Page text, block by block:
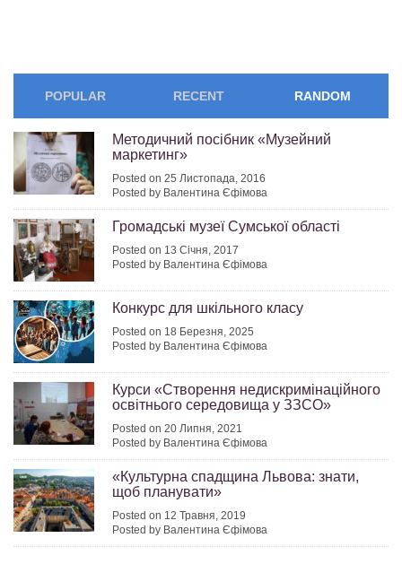
POPULAR RECENT RANDOM
Методичний посібник «Музейний
маркетинг»
Posted on 25 Листопада, 2016
Posted by Валентина Єфімова
Громадськi музеї Сумської області
Posted on 13 Січня, 2017
Posted by Валентина Єфімова
Конкурс для шкільного класу
Posted on 18 Березня, 2025
Posted by Валентина Єфімова
Курси «Створення недискримінаційного
освітнього середовища у ЗЗСО»
Posted on 20 Липня, 2021
Posted by Валентина Єфімова
«Культурна спадщина Львова: знати,
щоб планувати»
Posted on 12 Травня, 2019
Posted by Валентина Єфімова